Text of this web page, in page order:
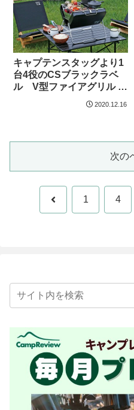
キャプテンスタッグより1
台4役のCSブラックラベ
ル V型ファイアグリル <
2020.12.16
次の
前 1 4